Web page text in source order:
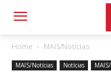
Home MAIS/Notícias
MAIS/Notícias Notícias